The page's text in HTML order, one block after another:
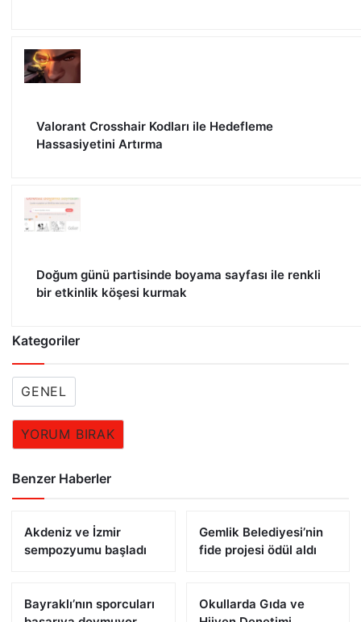
Valorant Crosshair Kodları ile Hedefleme
Hassasiyetini Artırma
Doğum günü partisinde boyama sayfası ile renkli
bir etkinlik köşesi kurmak
Kategoriler
GENEL
YORUM BIRAK
Benzer Haberler
Akdeniz ve İzmir
sempozyumu başladı
Gemlik Belediyesi’nin
fide projesi ödül aldı
Bayraklı’nın sporcuları
Okullarda Gıda ve